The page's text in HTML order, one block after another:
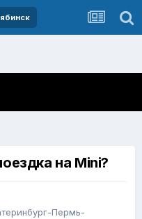
на Mini?
Пермь-